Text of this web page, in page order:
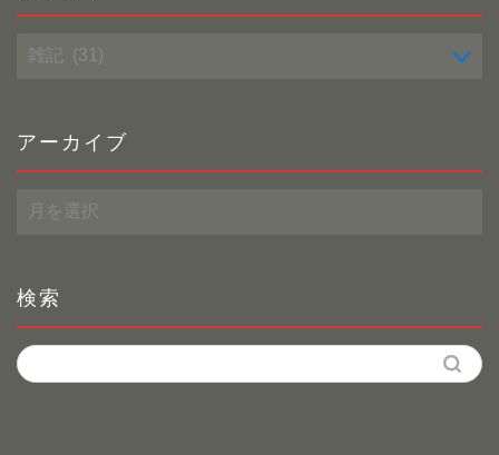
テ
ー
アーカイブ
ー
ブ
検索